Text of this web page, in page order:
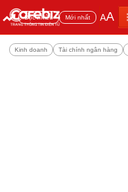
Đọc nhiều Mới nhất AA
Kinh doanh Tài chính ngân hàng